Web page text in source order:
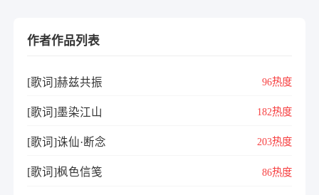
作者作品列表
[歌词]赫兹共振 96热度
[歌词]墨染江山 182热度
[歌词]诛仙·断念 203热度
[歌词]枫色信笺 86热度